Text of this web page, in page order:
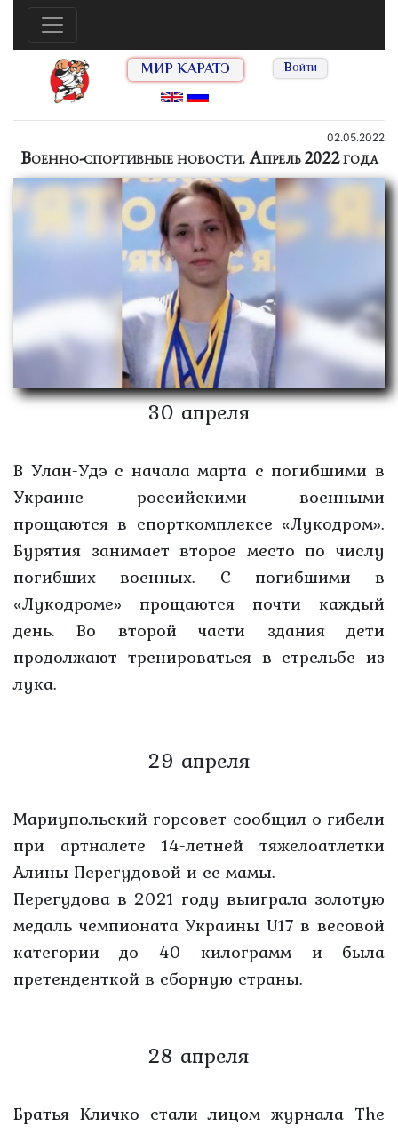
МИР КАРАТЭ Войти
02.05.2022
Военно-спортивные новости. Апрель 2022 года
30 апреля
В Улан-Удэ с начала марта с погибшими в
Украине российскими военными
прощаются в спорткомплексе «Лукодром».
Бурятия занимает второе место по числу
погибших военных. С погибшими в
«Лукодроме» прощаются почти каждый
день. Во второй части здания дети
продолжают тренироваться в стрельбе из
лука.
29 апреля
Мариупольский горсовет сообщил о гибели
при артналете 14-летней тяжелоатлетки
Алины Перегудовой и ее мамы.
Перегудова в 2021 году выиграла золотую
медаль чемпионата Украины U17 в весовой
категории до 40 килограмм и была
претенденткой в сборную страны.
28 апреля
Братья Кличко стали лицом журнала The